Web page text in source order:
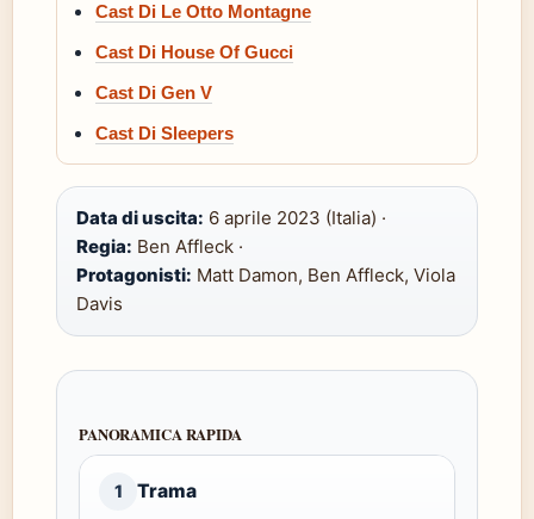
Cast Di Le Otto Montagne
Cast Di House Of Gucci
Cast Di Gen V
Cast Di Sleepers
Data di uscita: 6 aprile 2023 (Italia) ·
Regia: Ben Affleck ·
Protagonisti: Matt Damon, Ben Affleck, Viola
Davis
PANORAMICA RAPIDA
1 Trama